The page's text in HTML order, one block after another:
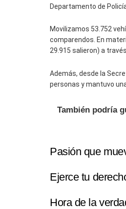
Departamento de
Movilizamos 53.752
comparendos. En
29.915 salieron) a
Además, desde la
personas y mantuvo
También podría
Pasión que
Ejerce tu
Hora de la